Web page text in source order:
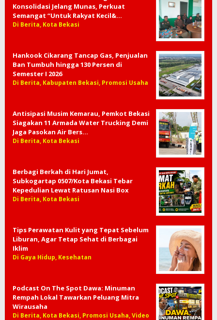
Konsolidasi Jelang Munas, Perkuat
Semangat “Untuk Rakyat Kecil&…
Di Berita, Kota Bekasi
Hankook Cikarang Tancap Gas, Penjualan
Ban Tumbuh hingga 130 Persen di
Semester I 2026
Di Berita, Kabupaten Bekasi, Promosi Usaha
Antisipasi Musim Kemarau, Pemkot Bekasi
Siagakan 11 Armada Water Trucking Demi
Jaga Pasokan Air Bers…
Di Berita, Kota Bekasi
Berbagi Berkah di Hari Jumat,
Subkogartap 0507/Kota Bekasi Tebar
Kepedulian Lewat Ratusan Nasi Box
Di Berita, Kota Bekasi
Tips Perawatan Kulit yang Tepat Sebelum
Liburan, Agar Tetap Sehat di Berbagai
Iklim
Di Gaya Hidup, Kesehatan
Podcast On The Spot Dawa: Minuman
Rempah Lokal Tawarkan Peluang Mitra
Wirausaha
Di Berita, Kota Bekasi, Promosi Usaha, Video